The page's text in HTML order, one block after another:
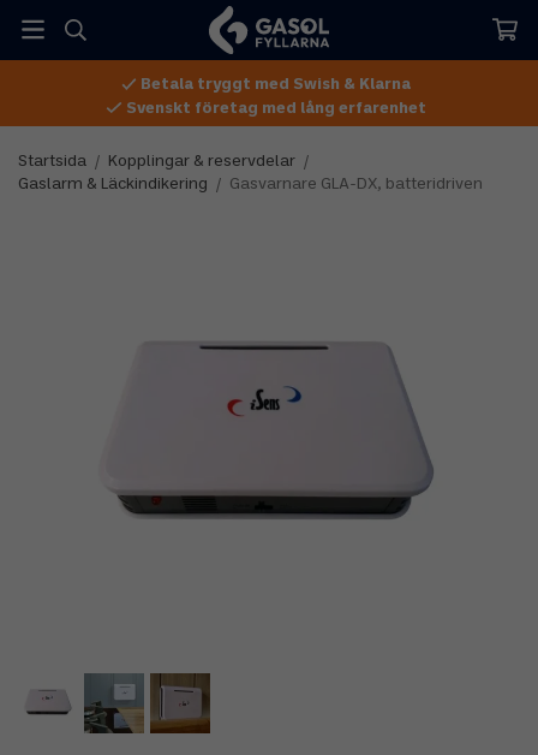
Betala tryggt med Swish & Klarna
Svenskt företag med lång erfarenhet
Startsida / Kopplingar & reservdelar
/
Gaslarm & Läckindikering
/ Gasvarnare GLA-DX, batteridriven